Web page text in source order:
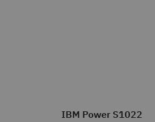
IBM Power S1022